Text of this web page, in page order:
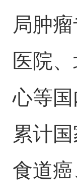
局肿
医院
心等
累计
食道